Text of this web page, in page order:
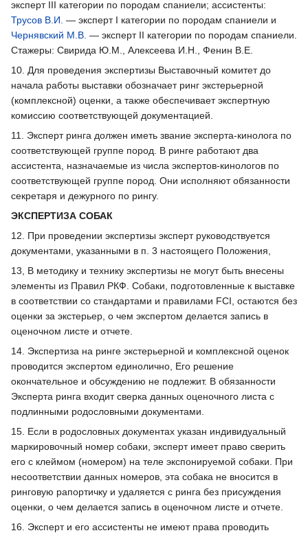
эксперт III категории по породам спаниели; ассистенты:
Трусов В.И. — эксперт I категории по породам спаниели и
Чернявский М.В. — эксперт II категории по породам спаниели.
Стажеры: Свирида Ю.М., Алексеева И.Н., Фенин В.Е.
10. Для проведения экспертизы Выставочный комитет до
начала работы выставки обозначает ринг экстерьерной
(комплексной) оценки, а также обеспечивает экспертную
комиссию соответствующей документацией.
11. Эксперт ринга должен иметь звание эксперта-кинолога по
соответствующей группе пород. В ринге работают два
ассистента, назначаемые из числа экспертов-кинологов по
соответствующей группе пород. Они исполняют обязанности
секретаря и дежурного по рингу.
ЭКСПЕРТИЗА СОБАК
12. При проведении экспертизы эксперт руководствуется
документами, указанными в п. 3 настоящего Положения,
13, В методику и технику экспертизы не могут быть внесены
элементы из Правил РКФ. Собаки, подготовленные к выставке
в соответствии со стандартами и правилами FCI, остаются без
оценки за экстерьер, о чем экспертом делается запись в
оценочном листе и отчете.
14. Экспертиза на ринге экстерьерной и комплексной оценок
проводится экспертом единолично, Его решение
окончательное и обсуждению не подлежит. В обязанности
Эксперта ринга входит сверка данных оценочного листа с
подлинными родословными документами.
15. Если в родословных документах указан индивидуальный
маркировочный номер собаки, эксперт имеет право сверить
его с клеймом (номером) на теле экспонируемой собаки. При
несоответствии данных номеров, эта собака не вносится в
ринговую рапортичку и удаляется с ринга без присуждения
оценки, о чем делается запись в оценочном листе и отчете.
16. Эксперт и его ассистенты не имеют права проводить